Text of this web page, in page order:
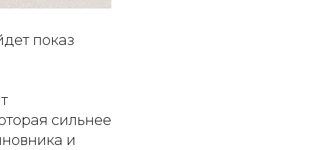
показ
сильнее
и